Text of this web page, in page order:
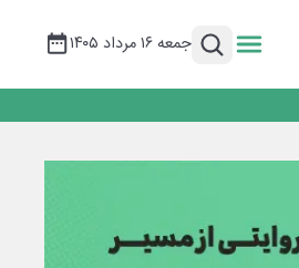
جمعه ۱۶ مرداد ۱۴۰۵